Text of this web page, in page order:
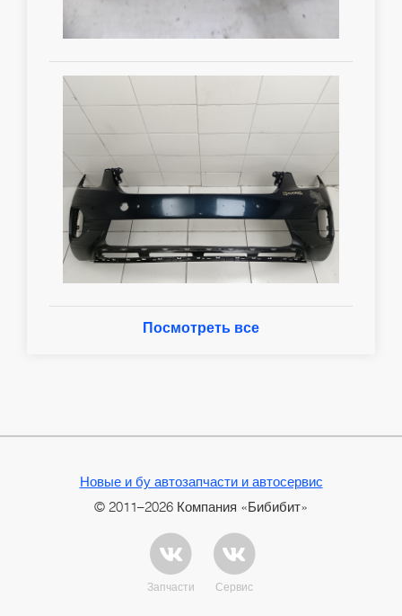
Посмотреть все
Новые и бу автозапчасти и автосервис
© 2011–2026 Компания «Бибибит»
Запчасти Сервис